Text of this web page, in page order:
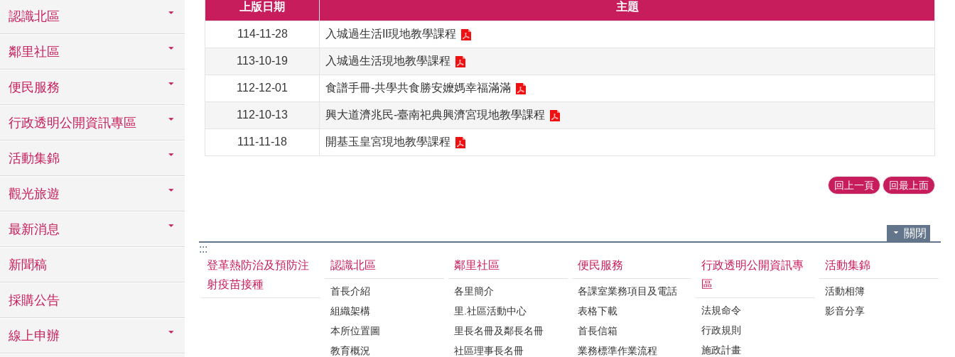
認識北區
鄰里社區
便民服務
行政透明公開資訊專區
活動集錦
觀光旅遊
最新消息
新聞稿
採購公告
線上申辦
上版日期 主題
114-11-28 入城過生活II現地教學課程
113-10-19 入城過生活現地教學課程
112-12-01 食譜手冊-共學共食勝安嬤媽幸福滿滿
112-10-13 興大道濟兆民-臺南祀典興濟宮現地教學課程
111-11-18 開基玉皇宮現地教學課程
回上一頁 回最上面
關閉
:::
登革熱防治及預防注
射疫苗接種
認識北區
首長介紹
組織架構
本所位置圖
教育概況
鄰里社區
各里簡介
里.社區活動中心
里長名冊及鄰長名冊
社區理事長名冊
便民服務
各課室業務項目及電話
表格下載
首長信箱
業務標準作業流程
行政透明公開資訊專
區
法規命令
行政規則
施政計畫
活動集錦
活動相簿
影音分享